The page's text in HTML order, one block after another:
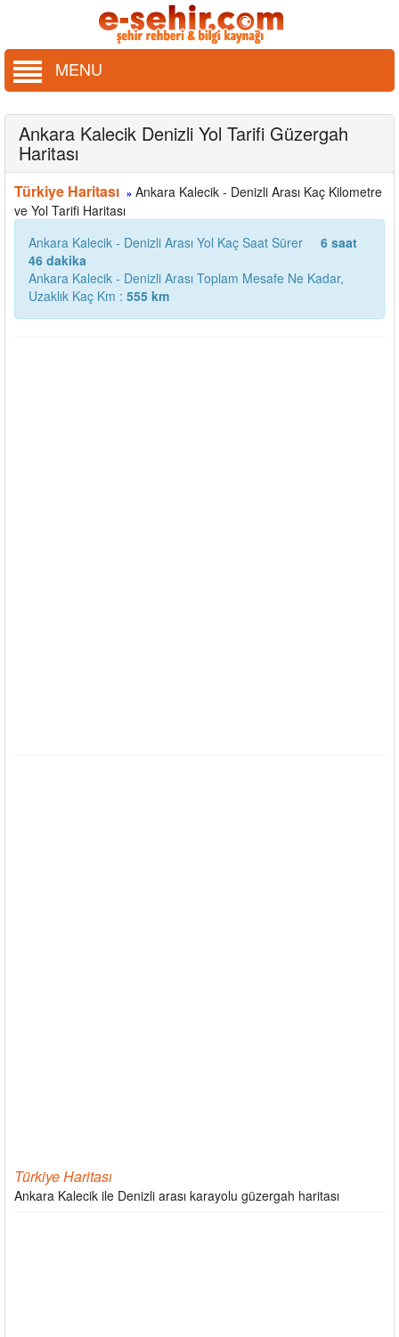
MENU
Ankara Kalecik Denizli Yol Tarifi Güzergah
Haritası
Türkiye Haritası » Ankara Kalecik - Denizli Arası Kaç Kilometre
ve Yol Tarifi Haritası
Ankara Kalecik - Denizli Arası Yol Kaç Saat Sürer
6 saat
46 dakika
Ankara Kalecik - Denizli Arası Toplam Mesafe Ne Kadar,
Uzaklık Kaç Km : 555 km
Türkiye Haritası
Ankara Kalecik ile Denizli arası karayolu güzergah haritası